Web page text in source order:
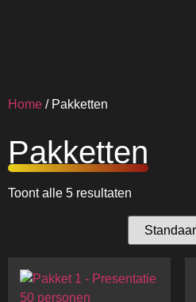
Home / Pakketten
Pakketten
Toont alle 5 resultaten